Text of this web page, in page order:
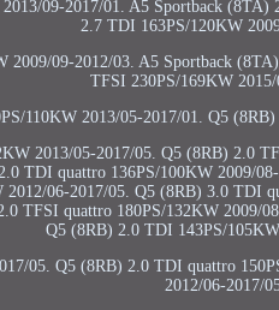
09-2017/01. A5 Sportback
2.7 TDI 163PS/120KW
2009/09-2012/03. A5 Sportback
TFSI 230PS/169KW 2015/
110KW 2013/05-2017/01. Q5
2013/05-2017/05. Q5 (8RB) 2.0
TDI quattro 136PS/100KW 2009/
06-2017/05. Q5 (8RB) 3.0 TDI
TFSI quattro 180PS/132KW 2009/
Q5 (8RB) 2.0 TDI 143PS/
05. Q5 (8RB) 2.0 TDI quattro
2012/06-2017/